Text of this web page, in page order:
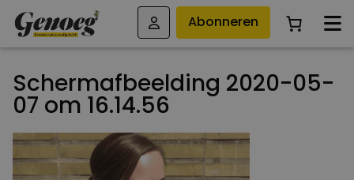
Abonneren
Schermafbeelding 2020-05-
07 om 16.14.56